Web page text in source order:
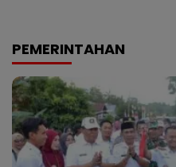
PEMERINTAHAN